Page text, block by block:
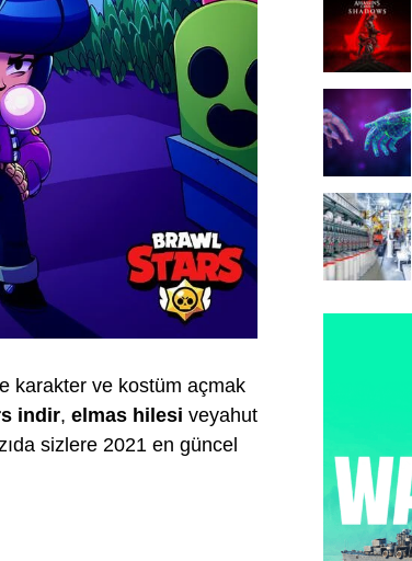
karakter ve kostüm açmak
indir, elmas hilesi veyahut
sizlere 2021 en güncel